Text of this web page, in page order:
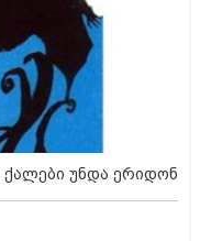
ქალები უნდა ერიდონ